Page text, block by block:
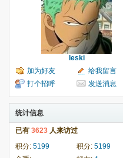
leski
加为好友
给我留言
打个招呼
发送消息
统计信息
已有 3623 人来访过
积分: 5199 积分: 5199